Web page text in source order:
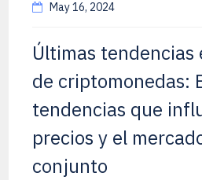
May 16, 2024
Últimas tendencias
de criptomonedas:
tendencias que
precios y el
conjunto